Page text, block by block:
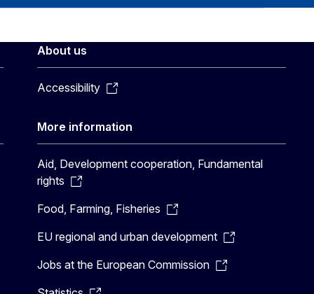
About us
Accessibility
More information
Aid, Development cooperation, Fundamental
rights
Food, Farming, Fisheries
EU regional and urban development
Jobs at the European Commission